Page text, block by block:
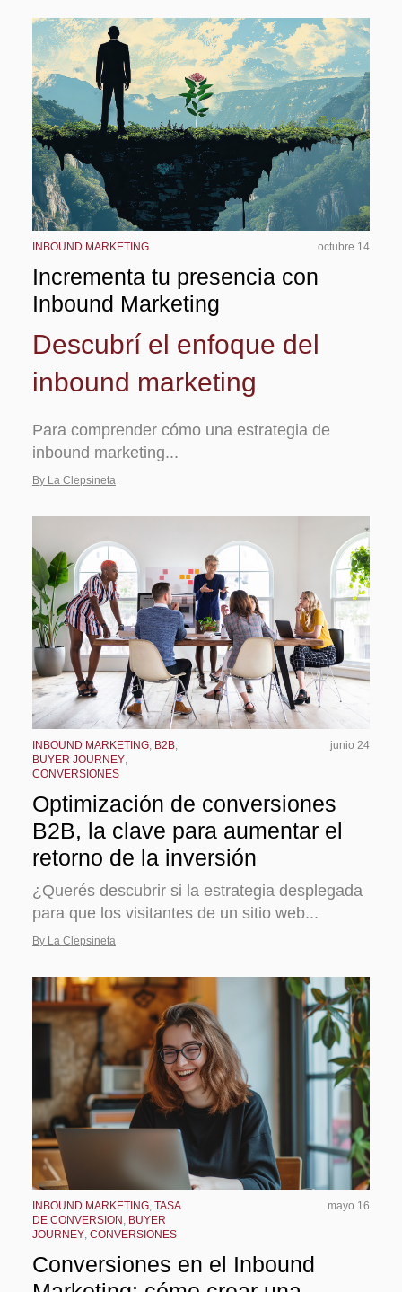
INBOUND MARKETING octubre 14
Incrementa tu presencia con
Inbound Marketing
Descubrí el enfoque del
inbound marketing
Para comprender cómo una estrategia de
inbound marketing...
By La Clepsineta
INBOUND MARKETING B2B
BUYER JOURNEY
CONVERSIONES
junio 24
Optimización de conversiones
B2B, la clave para aumentar el
retorno de la inversión
¿Querés descubrir si la estrategia desplegada
para que los visitantes de un sitio web...
By La Clepsineta
INBOUND MARKETING TASA
DE CONVERSION BUYER
JOURNEY CONVERSIONES
mayo 16
Conversiones en el Inbound